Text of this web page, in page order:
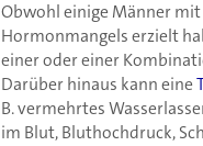
Obwohl einige Männer mit
Hormonmangels erzielt
einer oder einer
Darüber hinaus kann eine
B. vermehrtes
im Blut, Bluthochdruck,